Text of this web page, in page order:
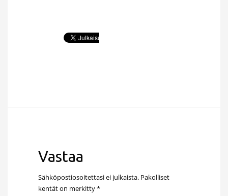
Vastaa
Sähköpostiosoitettasi ei julkaista. Pakolliset
kentät on merkitty*